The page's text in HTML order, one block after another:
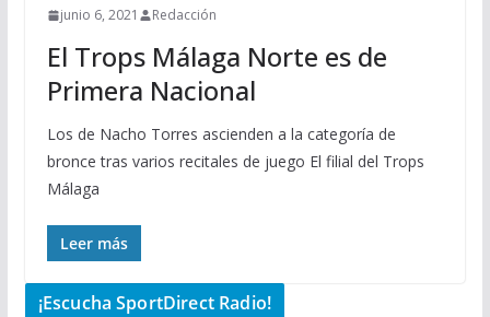
junio 6, 2021 Redacción
El Trops Málaga Norte es de
Primera Nacional
Los de Nacho Torres ascienden a la categoría de
bronce tras varios recitales de juego El filial del Trops
Málaga
Leer más
¡Escucha SportDirect Radio!